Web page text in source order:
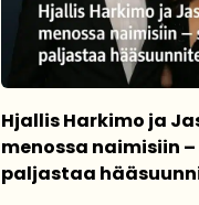
Hjallis Harkimo ja
menossa naimisiin
paljastaa